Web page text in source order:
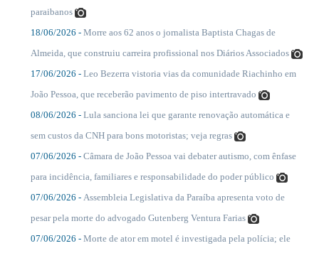
paraibanos
18/06/2026 - Morre aos 62 anos o jornalista Baptista Chagas de
Almeida, que construiu carreira profissional nos Diários Associados
17/06/2026 - Leo Bezerra vistoria vias da comunidade Riachinho em
João Pessoa, que receberão pavimento de piso intertravado
08/06/2026 - Lula sanciona lei que garante renovação automática e
sem custos da CNH para bons motoristas; veja regras
07/06/2026 - Câmara de João Pessoa vai debater autismo, com ênfase
para incidência, familiares e responsabilidade do poder público
07/06/2026 - Assembleia Legislativa da Paraíba apresenta voto de
pesar pela morte do advogado Gutenberg Ventura Farias
07/06/2026 - Morte de ator em motel é investigada pela polícia; ele